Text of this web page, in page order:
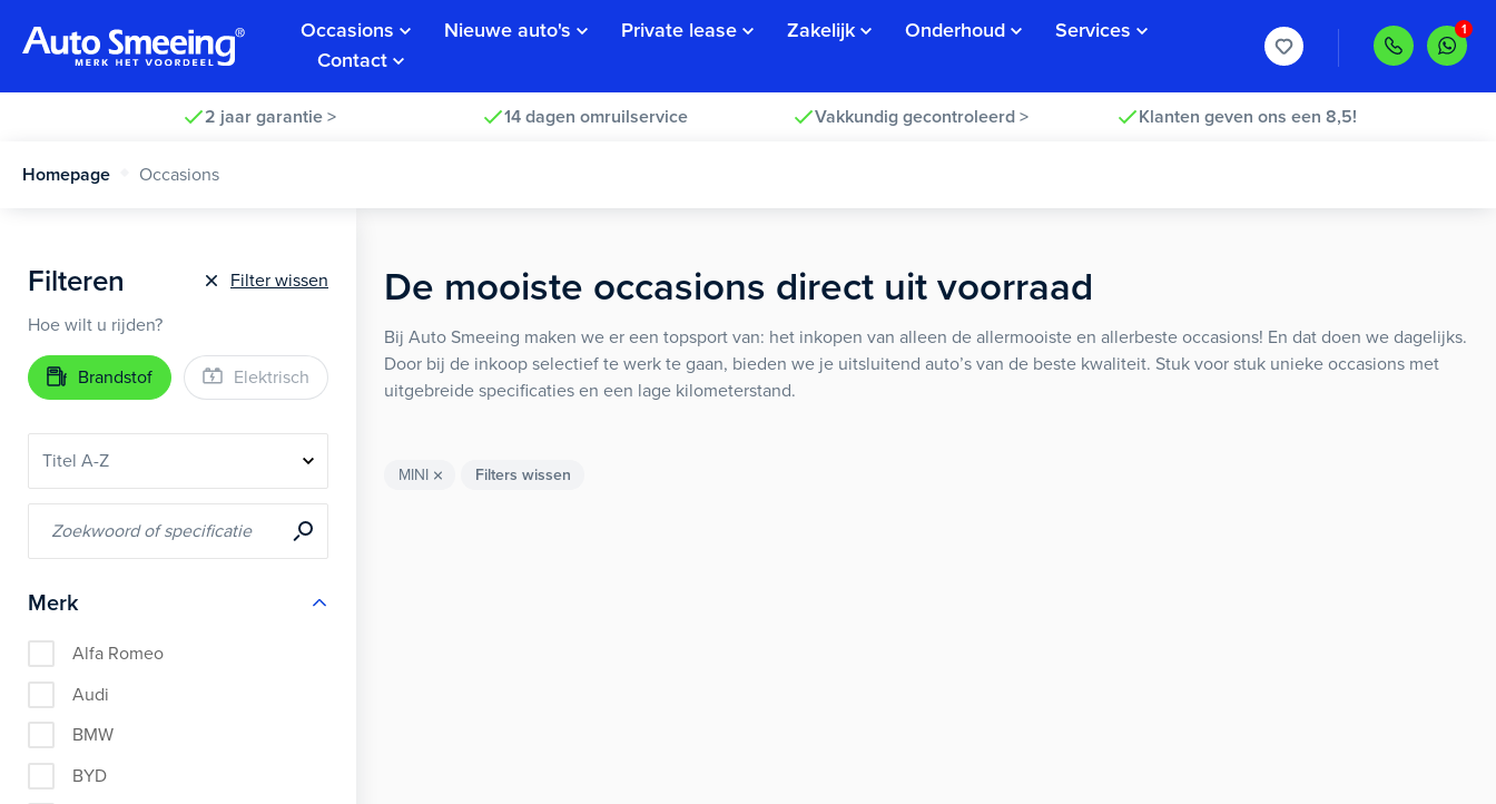
Occasions Nieuwe auto's Private lease Zakelijk Onderhoud
Services
Contact
2 jaar garantie > 14 dagen omruilservice Vakkundig gecontroleerd > Klanten geven ons een 8,5!
Homepage Occasions
Filteren
Filter wissen
Hoe wilt u rijden?
Brandstof Elektrisch
Merk
Alfa Romeo
Audi
BMW
BYD
De mooiste occasions direct uit voorraad
Bij Auto Smeeing maken we er een topsport van: het inkopen van alleen de allermooiste en allerbeste occasions! En dat doen we dagelijks.
Door bij de inkoop selectief te werk te gaan, bieden we je uitsluitend auto’s van de beste kwaliteit. Stuk voor stuk unieke occasions met
uitgebreide specificaties en een lage kilometerstand.
MINI Filters wissen